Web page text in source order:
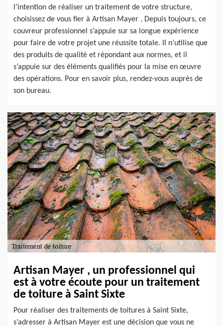
l’intention de réaliser un traitement de votre structure,
choisissez de vous fier à Artisan Mayer . Depuis toujours, ce
couvreur professionnel s’appuie sur sa longue expérience
pour faire de votre projet une réussite totale. Il n’utilise que
des produits de qualité et répondant aux normes, et il
s’appuie sur des éléments qualifiés pour la mise en œuvre
des opérations. Pour en savoir plus, rendez-vous auprès de
son bureau.
Artisan Mayer , un professionnel qui
est à votre écoute pour un traitement
de toiture à Saint Sixte
Pour réaliser des traitements de toitures à Saint Sixte,
s’adresser à Artisan Mayer est une décision que vous ne